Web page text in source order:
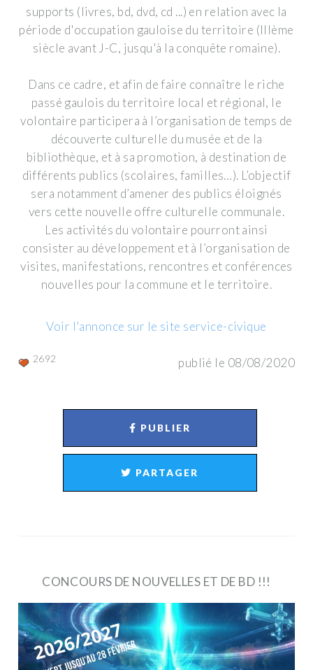
CONCOURS DE NOUVELLES ET DE BD !!!
supports (livres, bd, dvd, cd ...) en relation avec la
période d'occupation gauloise du territoire (IIIème
siècle avant J-C, jusqu'à la conquête romaine).
Dans ce cadre, et afin de faire connaître le riche
passé gaulois du territoire local et régional, le
volontaire participera à l’organisation de temps de
découverte culturelle du musée et de la
bibliothèque, et à sa promotion, à destination de
différents publics (scolaires, familles…). L’objectif
sera notamment d’amener des publics éloignés
vers cette nouvelle offre culturelle communale.
Les activités du volontaire pourront ainsi
consister au développement et à l’organisation de
visites, manifestations, rencontres et conférences
nouvelles pour la commune et le territoire.
Voir l'annonce sur le site service-civique
publié le 08/08/2020
2692
PUBLIER
PARTAGER